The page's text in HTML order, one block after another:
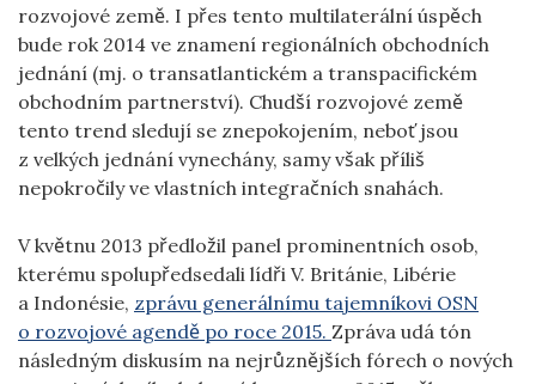
rozvojové země. I přes tento multilaterální úspěch
bude rok 2014 ve znamení regionálních obchodních
jednání (mj. o transatlantickém a transpacifickém
obchodním partnerství). Chudší rozvojové země
tento trend sledují se znepokojením, neboť jsou
z velkých jednání vynechány, samy však příliš
nepokročily ve vlastních integračních snahách.
V květnu 2013 předložil panel prominentních osob,
kterému spolupředsedali lídři V. Británie, Libérie
a Indonésie, zprávu generálnímu tajemníkovi OSN
o rozvojové agendě po roce 2015. Zpráva udá tón
následným diskusím na nejrůznějších fórech o nových